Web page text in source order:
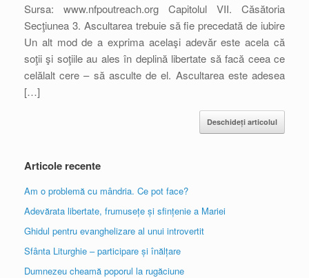
Sursa: www.nfpoutreach.org Capitolul VII. Căsătoria
Secţiunea 3. Ascultarea trebuie să fie precedată de iubire
Un alt mod de a exprima acelaşi adevăr este acela că
soţii şi soţiile au ales în deplină libertate să facă ceea ce
celălalt cere – să asculte de el. Ascultarea este adesea
[…]
Deschideți articolul
Articole recente
Am o problemă cu mândria. Ce pot face?
Adevărata libertate, frumusețe și sfințenie a Mariei
Ghidul pentru evanghelizare al unui introvertit
Sfânta Liturghie – participare și înălțare
Dumnezeu cheamă poporul la rugăciune